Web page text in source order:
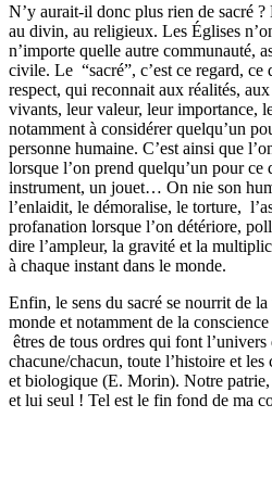
N’y aurait-il donc plus rien de sacré
au divin, au religieux. Les Églises
n’importe quelle autre communauté,
civile. Le “sacré”, c’est ce regard, ce
respect, qui reconnait aux réalités,
vivants, leur valeur, leur importance,
notamment à considérer quelqu’un
personne humaine. C’est ainsi que
lorsque l’on prend quelqu’un pour ce
instrument, un jouet… On nie son
l’enlaidit, le démoralise, le torture,
profanation lorsque l’on détériore,
dire l’ampleur, la gravité et la
à chaque instant dans le monde.
Enfin, le sens du sacré se nourrit de
monde et notamment de la
êtres de tous ordres qui font
chacune/chacun, toute l’histoire et
et biologique (E. Morin). Notre patrie,
et lui seul ! Tel est le fin fond de ma